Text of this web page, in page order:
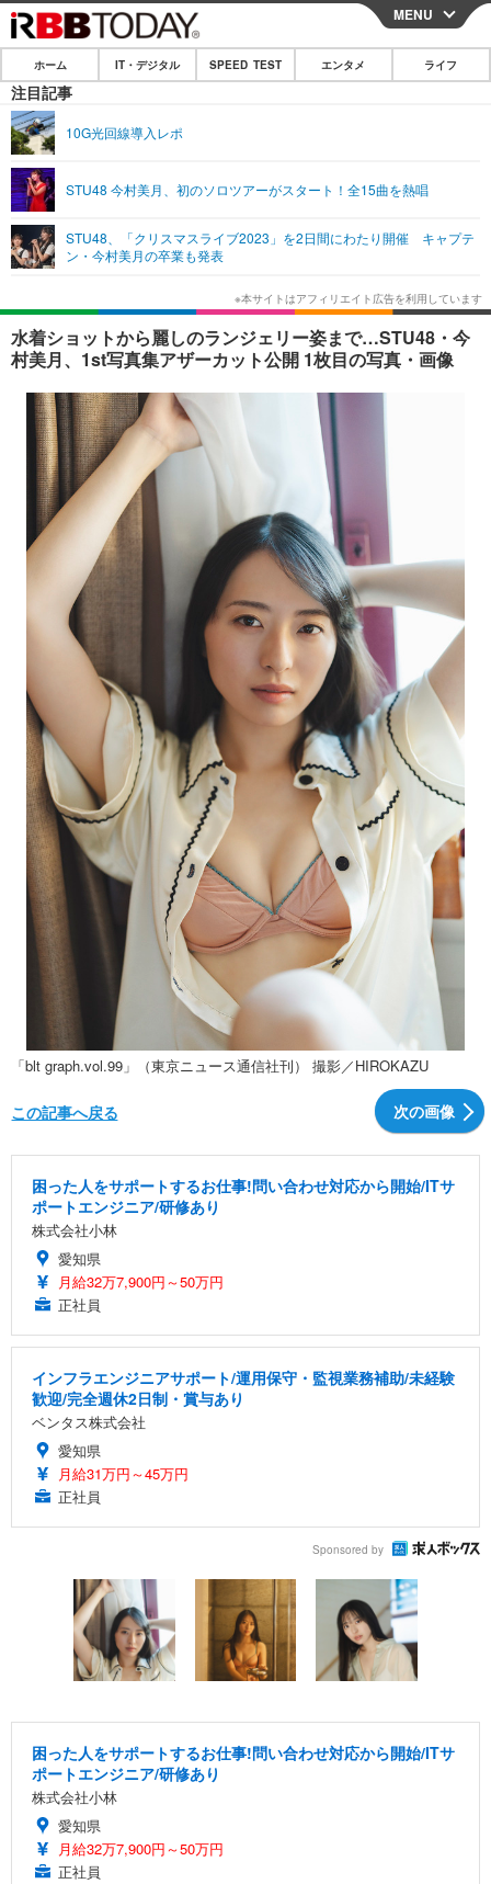
CLOSE
ホーム
IT・デジタル
ショッピング その他
SPEED TEST
エンタメ
エンタメTOP
韓国・芸能
音楽 スポーツ
ショッピング その他
ライフ
ライフTOP グルメ
ペット ショッピング
その他
リリース一覧
プッシュ通知の停止方法
MENU
ホーム IT・デジタル SPEED TEST エンタメ ライフ
注目記事
10G光回線導入レポ
STU48 今村美月、初のソロツアーがスタート！全15曲を熱唱
STU48、「クリスマスライブ2023」を2日間にわたり開催 キャプテ
ン・今村美月の卒業も発表
水着ショットから麗しのランジェリー姿まで…STU48・今
村美月、1st写真集アザーカット公開 1枚目の写真・画像
「blt graph.vol.99」（東京ニュース通信社刊） 撮影／HIROKAZU
次の画像
この記事へ戻る
困った人をサポートするお仕事!問い合わせ対応から開始/ITサ
ポートエンジニア/研修あり
株式会社小林
愛知県
月給32万7,900円～50万円
正社員
インフラエンジニアサポート/運用保守・監視業務補助/未経験
歓迎/完全週休2日制・賞与あり
ベンタス株式会社
愛知県
月給31万円～45万円
正社員
Sponsored by
困った人をサポートするお仕事!問い合わせ対応から開始/ITサ
ポートエンジニア/研修あり
株式会社小林
愛知県
月給32万7,900円～50万円
正社員